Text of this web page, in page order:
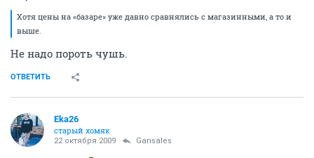
Хотя цены на «базаре» уже давно сравнялись с магазинными, а то и
выше.
Не надо пороть чушь.
ОТВЕТИТЬ
Eka26
старый хомяк
22 октября 2009 Gansales